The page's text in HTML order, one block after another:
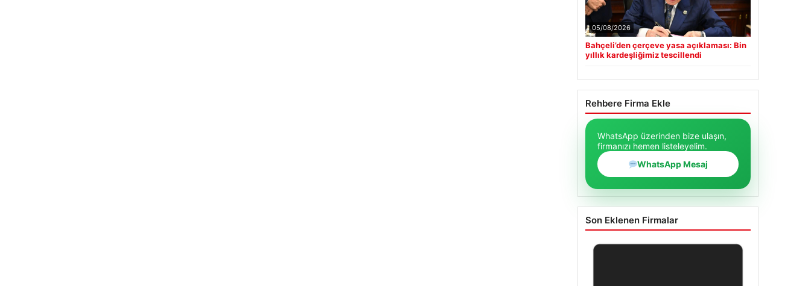
05/08/2026
Bahçeli’den çerçeve yasa açıklaması: Bin
yıllık kardeşliğimiz tescillendi
Rehbere Firma Ekle
WhatsApp üzerinden bize ulaşın,
firmanızı hemen listeleyelim.
WhatsApp Mesaj
Son Eklenen Firmalar